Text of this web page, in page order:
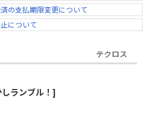
の支払期限変更について
について
テクロス
ランブル！]